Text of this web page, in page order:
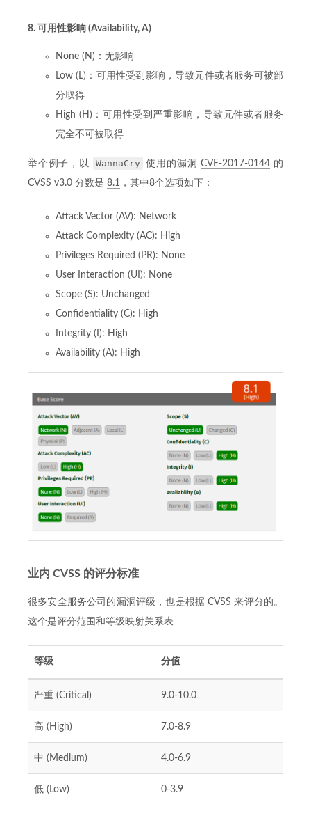
8. 可用性影响 (Availability, A)
None (N)：无影响
Low (L)：可用性受到影响，导致元件或者服务可被部
分取得
High (H)：可用性受到严重影响，导致元件或者服务
完全不可被取得
举个例子，以 WannaCry 使用的漏洞CVE-2017-0144 的
CVSS v3.0 分数是 8.1 ，其中8个选项如下：
Attack Vector (AV): Network
Attack Complexity (AC): High
Privileges Required (PR): None
User Interaction (UI): None
Scope (S): Unchanged
Confidentiality (C): High
Integrity (I): High
Availability (A): High
业内 CVSS 的评分标准
很多安全服务公司的漏洞评级，也是根据 CVSS 来评分的。
这个是评分范围和等级映射关系表
等级 分值
严重 (Critical) 9.0-10.0
高 (High) 7.0-8.9
中 (Medium) 4.0-6.9
低 (Low) 0-3.9